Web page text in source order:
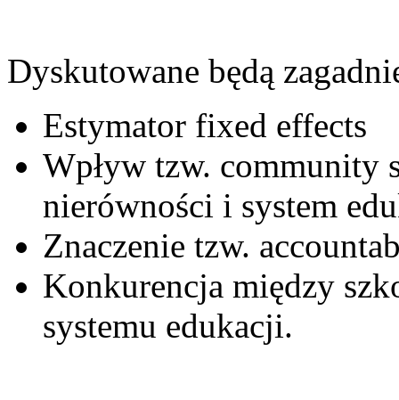
Dyskutowane będą
Estymator fixed effects
Wpływ tzw. community
nierówności i system
Znaczenie tzw.
Konkurencja między
systemu edukacji.